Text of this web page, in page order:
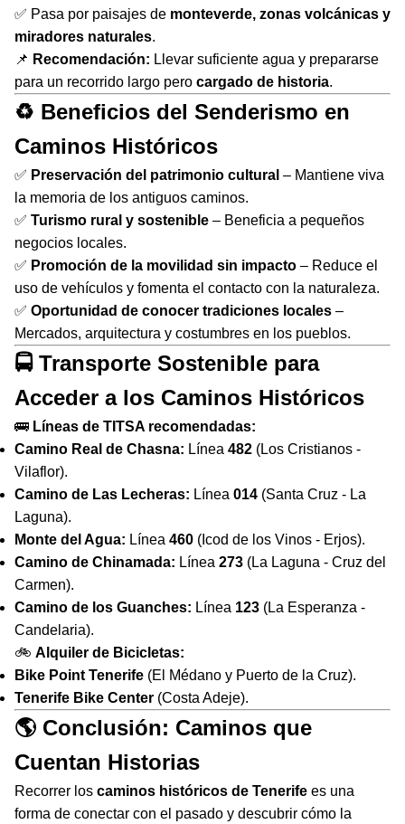
✅ Pasa por paisajes de monteverde, zonas volcánicas y
miradores naturales.
📌 Recomendación: Llevar suficiente agua y prepararse
para un recorrido largo pero cargado de historia.
♻️ Beneficios del Senderismo en
Caminos Históricos
✅ Preservación del patrimonio cultural – Mantiene viva
la memoria de los antiguos caminos.
✅ Turismo rural y sostenible – Beneficia a pequeños
negocios locales.
✅ Promoción de la movilidad sin impacto – Reduce el
uso de vehículos y fomenta el contacto con la naturaleza.
✅ Oportunidad de conocer tradiciones locales –
Mercados, arquitectura y costumbres en los pueblos.
🚍 Transporte Sostenible para
Acceder a los Caminos Históricos
🚌 Líneas de TITSA recomendadas:
Camino Real de Chasna: Línea 482 (Los Cristianos -
Vilaflor).
Camino de Las Lecheras: Línea 014 (Santa Cruz - La
Laguna).
Monte del Agua: Línea 460 (Icod de los Vinos - Erjos).
Camino de Chinamada: Línea 273 (La Laguna - Cruz del
Carmen).
Camino de los Guanches: Línea 123 (La Esperanza -
Candelaria).
🚲 Alquiler de Bicicletas:
Bike Point Tenerife (El Médano y Puerto de la Cruz).
Tenerife Bike Center (Costa Adeje).
🌎 Conclusión: Caminos que
Cuentan Historias
Recorrer los caminos históricos de Tenerife es una
forma de conectar con el pasado y descubrir cómo la